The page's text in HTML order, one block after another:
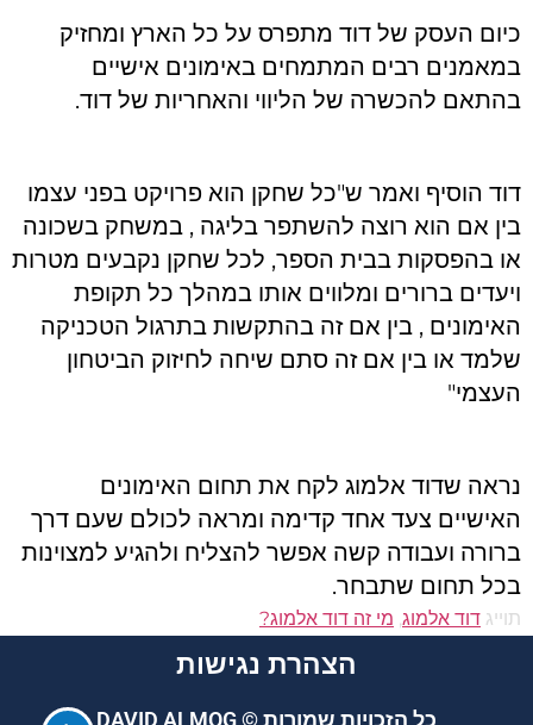
כיום העסק של דוד מתפרס על כל הארץ ומחזיק
במאמנים רבים המתמחים באימונים אישיים
בהתאם להכשרה של הליווי והאחריות של דוד.
דוד הוסיף ואמר ש"כל שחקן הוא פרויקט בפני עצמו
בין אם הוא רוצה להשתפר בליגה , במשחק בשכונה
או בהפסקות בבית הספר, לכל שחקן נקבעים מטרות
ויעדים ברורים ומלווים אותו במהלך כל תקופת
האימונים , בין אם זה בהתקשות בתרגול הטכניקה
שלמד או בין אם זה סתם שיחה לחיזוק הביטחון
העצמי"
נראה שדוד אלמוג לקח את תחום האימונים
האישיים צעד אחד קדימה ומראה לכולם שעם דרך
ברורה ועבודה קשה אפשר להצליח ולהגיע למצוינות
בכל תחום שתבחר.
תוייג דוד אלמוג, מי זה דוד אלמוג?
הצהרת נגישות
כל הזכויות שמורות © DAVID ALMOG